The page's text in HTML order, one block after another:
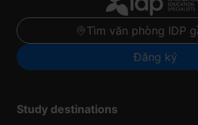
Tìm văn phòng IDP
Đăng ký
Study destinations